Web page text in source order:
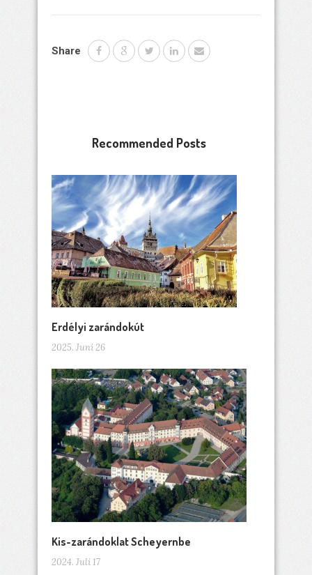
Share
Recommended Posts
Erdélyi zarándokút
2025. Juni 26
Kis-zarándoklat Scheyernbe
2024. Juli 17